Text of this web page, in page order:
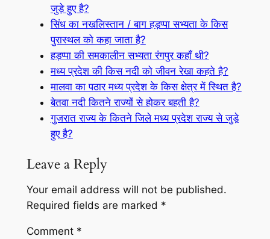
जुड़े हुए है?
सिंध का नखलिस्तान / बाग हड़प्पा सभ्यता के किस
पुरास्थल को कहा जाता है?
हड़प्पा की समकालीन सभ्यता रंगपुर कहाँ थी?
मध्य प्रदेश की किस नदी को जीवन रेखा कहते है?
मालवा का पठार मध्य प्रदेश के किस क्षेत्र में स्थित है?
बेतवा नदी कितने राज्यों से होकर बहती है?
गुजरात राज्य के कितने जिले मध्य प्रदेश राज्य से जुड़े
हुए है?
Leave a Reply
Your email address will not be published.
Required fields are marked *
Comment *